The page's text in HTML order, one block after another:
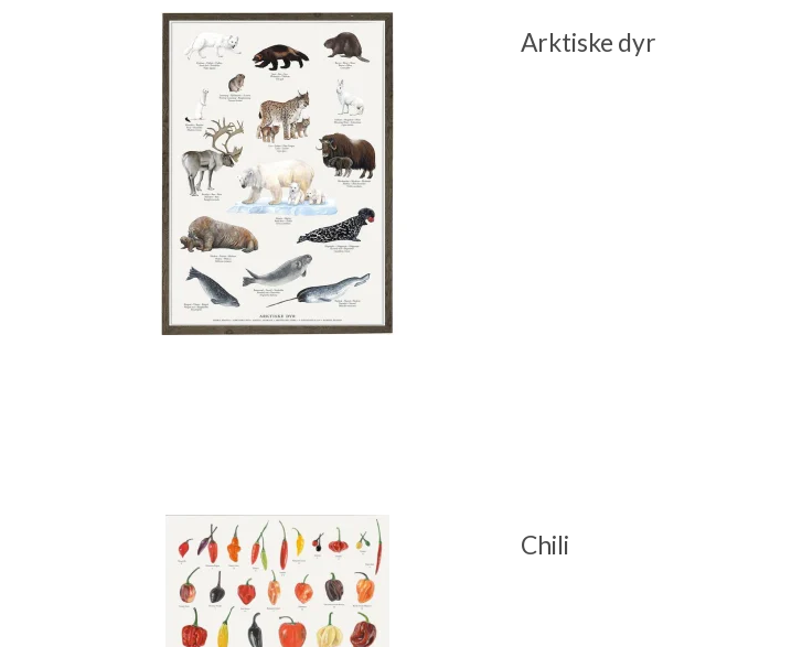
Arktiske dyr
Chili